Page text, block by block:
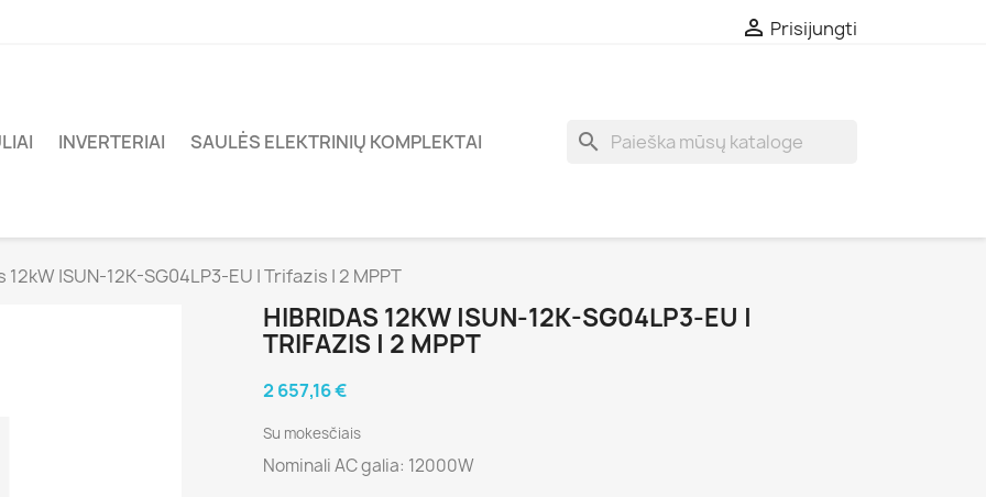
 Prisijungti
INVERTERIAI SAULĖS ELEKTRINIŲ KOMPLEKTAI search
12kW |SUN-12K-SG04LP3-EU | Trifazis | 2 MPPT
HIBRIDAS 12KW |SUN-12K-SG04LP3-EU |
TRIFAZIS | 2 MPPT
2 657,16 €
Su mokesčiais
Nominali AC galia: 12000W